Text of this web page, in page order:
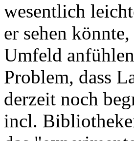
wesentlich
er sehen
Umfeld
Problem, dass
derzeit noch
incl.